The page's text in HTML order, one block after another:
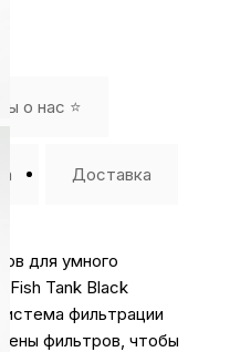
о нас ⭐️
Доставка
для умного
Fish Tank Black
фильтрации
фильтров, чтобы